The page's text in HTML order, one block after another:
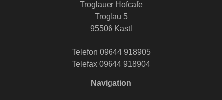
Troglauer Hofcafe
Troglau 5
95506 Kastl
Telefon 09644 918905
Telefax 09644 918904
Navigation